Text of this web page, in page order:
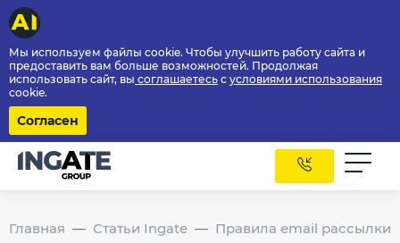
Мы используем файлы cookie. Чтобы улучшить работу сайта и
предоставить вам больше возможностей. Продолжая
использовать сайт, вы соглашаетесь с условиями использования
cookie.
Согласен
Главная Статьи Ingate Правила email